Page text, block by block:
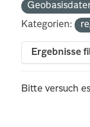
Kategorien:
Ergebnisse
Bitte versuch